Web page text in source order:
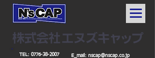
TEL: 0776-38-2007 E_mail: nscap@nscap.co.jp